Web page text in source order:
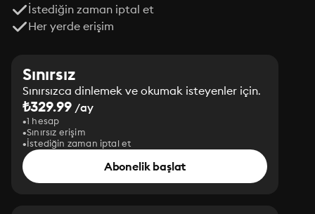
İstediğin zaman iptal et
Her yerde erişim
Sınırsız
Sınırsızca dinlemek ve okumak isteyenler için.
₺329.99 /ay
1 hesap
Sınırsız erişim
İstediğin zaman iptal et
Abonelik başlat